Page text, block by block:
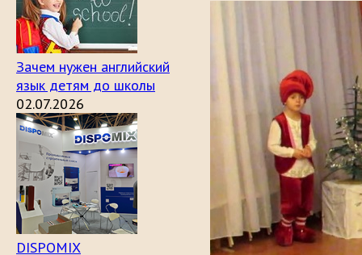
Зачем нужен английский
язык детям до школы
02.07.2026
DISPOMIX